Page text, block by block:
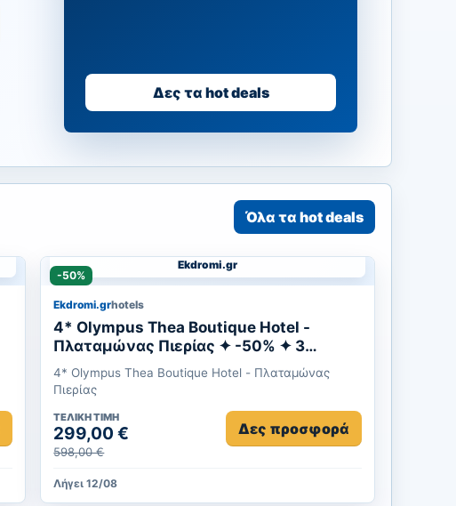
Δες τα hot deals
Όλα τα hot deals
Ekdromi.gr
-50%
Ekdromi.grhotels
4* Olympus Thea Boutique Hotel -
Πλαταμώνας Πιερίας ✦ -50% ✦ 3
Ημέρες (2 Διανυκτερεύσεις) ✦ 2 άτομα
+ 1 παιδί έως 12 ετών ✦ 12 ✦
08/09/2026 έως 21/09/2026 ✦ Δωρεάν
ξαπλώστρες και ομπρέλες στην πισίνα
του ξενοδοχείου!
4* Olympus Thea Boutique Hotel - Πλαταμώνας
Πιερίας
ΤΕΛΙΚΉ ΤΙΜΉ
299,00 €
598,00 €
Δες προσφορά
Λήγει 12/08